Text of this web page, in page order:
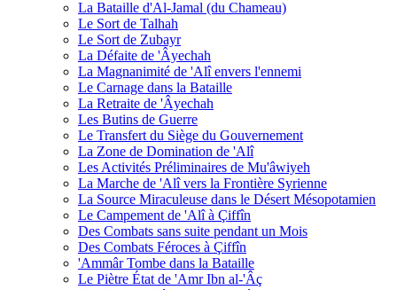
La Bataille d'Al-Jamal (du Chameau)
Le Sort de Talhah
Le Sort de Zubayr
La Défaite de 'Âyechah
La Magnanimité de 'Alî envers l'ennemi
Le Carnage dans la Bataille
La Retraite de 'Âyechah
Les Butins de Guerre
Le Transfert du Siège du Gouvernement
La Zone de Domination de 'Alî
Les Activités Préliminaires de Mu'âwiyeh
La Marche de 'Alî vers la Frontière Syrienne
La Source Miraculeuse dans le Désert Mésopotamien
Le Campement de 'Alî à Çiffîn
Des Combats sans suite pendant un Mois
Des Combats Féroces à Çiffîn
'Ammâr Tombe dans la Bataille
Le Piètre État de 'Amr Ibn al-'Âç